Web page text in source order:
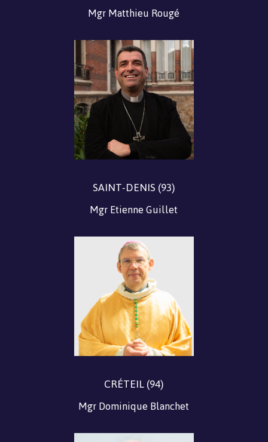
Mgr Matthieu Rougé
SAINT-DENIS (93)
Mgr Etienne Guillet
CRÉTEIL (94)
Mgr Dominique Blanchet